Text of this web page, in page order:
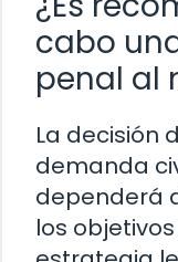
cabo
penal al
La decisión
demanda
dependerá
los